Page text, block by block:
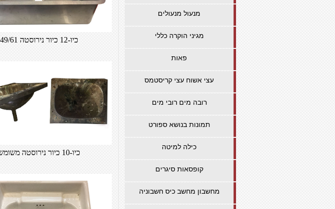
כיו-12 כיור נירוסטה 49/61
​כיו-10 כיור נירוסטה משומש
מנעול מנעולים
מגיני הוקרה כללי
פאות
עצי אשוח עצי קריסטמס
רובה מים רובי מים
תמונות בנושא ספורט
כילה למיטה
קופסאות סיגרים
מחשבון מחשב כיס חשבוניה